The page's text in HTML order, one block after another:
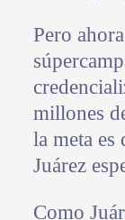
Pero
millones
la meta es
Juárez
Como